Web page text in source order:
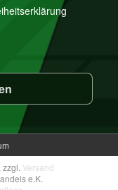
zzgl. Versand
e.K.